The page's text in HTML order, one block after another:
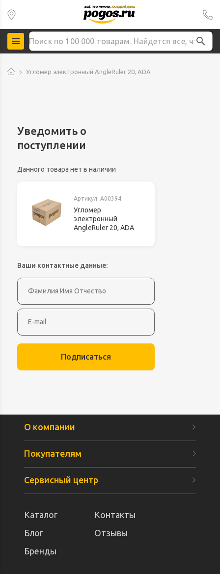
Угломер электронный AngleRuler 20, ADA
Уведомить о
поступлении
Данного товара нет в наличии
Артикул: A00394
Угломер
электронный
AngleRuler 20, ADA
Ваши контактные данные:
Подписаться
О компании
Покупателям
Сервисный центр
Каталог
Контакты
Блог
Отзывы
Бренды